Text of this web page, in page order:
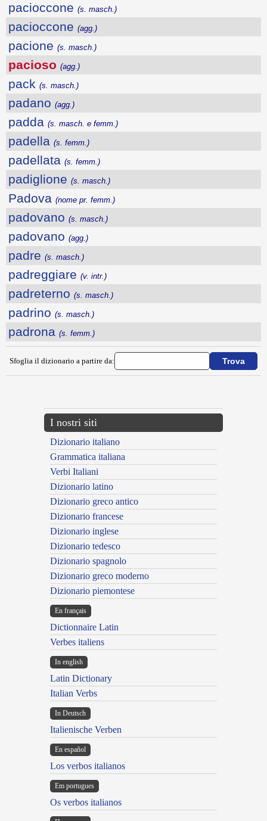
pacioccone (s. masch.)
pacioccone (agg.)
pacione (s. masch.)
pacioso (agg.)
pack (s. masch.)
padano (agg.)
padda (s. masch. e femm.)
padella (s. femm.)
padellata (s. femm.)
padiglione (s. masch.)
Padova (nome pr. femm.)
padovano (s. masch.)
padovano (agg.)
padre (s. masch.)
padreggiare (v. intr.)
padreterno (s. masch.)
padrino (s. masch.)
padrona (s. femm.)
Sfoglia il dizionario a partire da:
I nostri siti
Dizionario italiano
Grammatica italiana
Verbi Italiani
Dizionario latino
Dizionario greco antico
Dizionario francese
Dizionario inglese
Dizionario tedesco
Dizionario spagnolo
Dizionario greco moderno
Dizionario piemontese
En français
Dictionnaire Latin
Verbes italiens
In english
Latin Dictionary
Italian Verbs
In Deutsch
Italienische Verben
En español
Los verbos italianos
Em portugues
Os verbos italianos